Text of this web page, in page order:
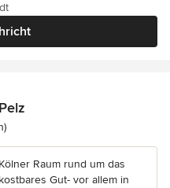
5 Sternen
Raum rund um das
Gut- vor allem in